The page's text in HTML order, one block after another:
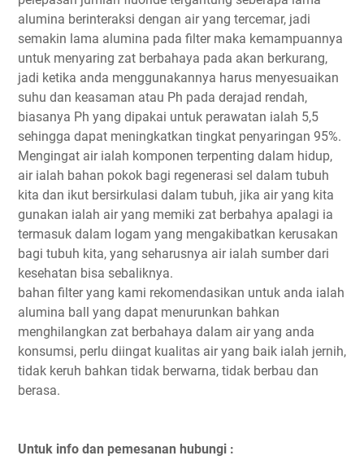
alumina berinteraksi dengan air yang tercemar, jadi
semakin lama alumina pada filter maka kemampuannya
untuk menyaring zat berbahaya pada akan berkurang,
jadi ketika anda menggunakannya harus menyesuaikan
suhu dan keasaman atau Ph pada derajad rendah,
biasanya Ph yang dipakai untuk perawatan ialah 5,5
sehingga dapat meningkatkan tingkat penyaringan 95%.
Mengingat air ialah komponen terpenting dalam hidup,
air ialah bahan pokok bagi regenerasi sel dalam tubuh
kita dan ikut bersirkulasi dalam tubuh, jika air yang kita
gunakan ialah air yang memiki zat berbahya apalagi ia
termasuk dalam logam yang mengakibatkan kerusakan
bagi tubuh kita, yang seharusnya air ialah sumber dari
kesehatan bisa sebaliknya.
bahan filter yang kami rekomendasikan untuk anda ialah
alumina ball yang dapat menurunkan bahkan
menghilangkan zat berbahaya dalam air yang anda
konsumsi, perlu diingat kualitas air yang baik ialah jernih,
tidak keruh bahkan tidak berwarna, tidak berbau dan
berasa.
Untuk info dan pemesanan hubungi :